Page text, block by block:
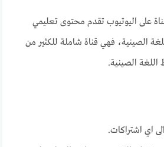
على اليوتيوب تقدم محتوى تعليمي
الصينية، فهي قناة شاملة للكثير من
الصينية.
اي اشتراكات.